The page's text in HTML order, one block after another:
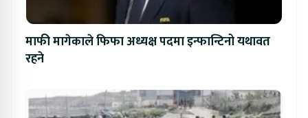
माफी मागेकाले फिफा अध्यक्ष पदमा इन्फान्टिनो यथावत
रहने